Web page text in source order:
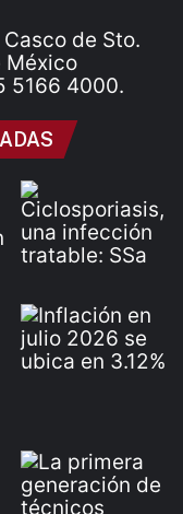
de Sto.
México
5166 4000.